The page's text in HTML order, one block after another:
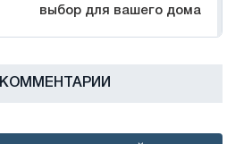
выбор для вашего дома
КОММЕНТАРИИ